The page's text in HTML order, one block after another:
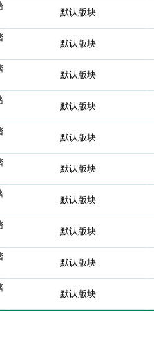
默认版块
默认版块
默认版块
默认版块
默认版块
默认版块
默认版块
默认版块
默认版块
默认版块